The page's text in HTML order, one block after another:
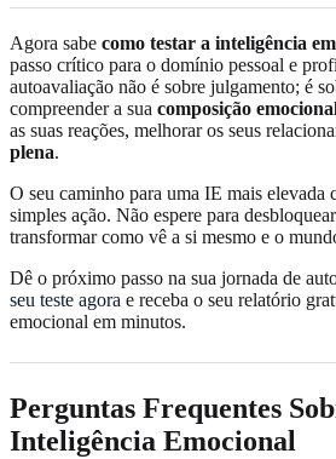
Agora sabe como testar a inteligência
passo crítico para o domínio pessoal e
autoavaliação não é sobre julgamento; é
compreender a sua composição
as suas reações, melhorar os seus
plena.
O seu caminho para uma IE mais elevada
simples ação. Não espere para
transformar como vê a si mesmo e o
Dê o próximo passo na sua jornada de
seu teste agora e receba o seu relatório
emocional em minutos.
Perguntas Frequentes
Inteligência Emocional